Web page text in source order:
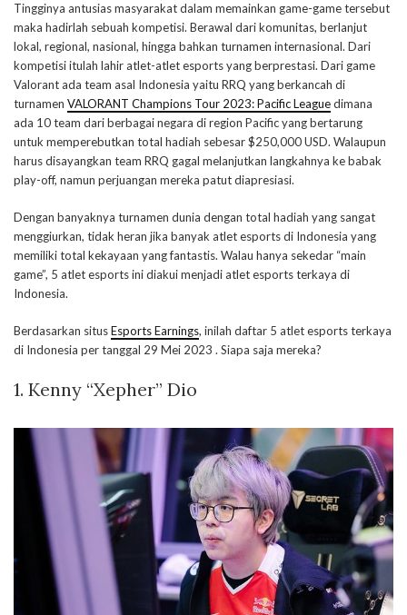
Tingginya antusias masyarakat dalam memainkan game-game tersebut
maka hadirlah sebuah kompetisi. Berawal dari komunitas, berlanjut
lokal, regional, nasional, hingga bahkan turnamen internasional. Dari
kompetisi itulah lahir atlet-atlet esports yang berprestasi. Dari game
Valorant ada team asal Indonesia yaitu RRQ yang berkancah di
turnamen VALORANT Champions Tour 2023: Pacific Leaguedimana
ada 10 team dari berbagai negara di region Pacific yang bertarung
untuk memperebutkan total hadiah sebesar $250,000 USD. Walaupun
harus disayangkan team RRQ gagal melanjutkan langkahnya ke babak
play-off, namun perjuangan mereka patut diapresiasi.
Dengan banyaknya turnamen dunia dengan total hadiah yang sangat
menggiurkan, tidak heran jika banyak atlet esports di Indonesia yang
memiliki total kekayaan yang fantastis. Walau hanya sekedar “main
game”, 5 atlet esports ini diakui menjadi atlet esports terkaya di
Indonesia.
Berdasarkan situsEsports Earnings, inilah daftar 5 atlet esports terkaya
di Indonesia per tanggal 29 Mei 2023 . Siapa saja mereka?
1. Kenny “Xepher” Dio